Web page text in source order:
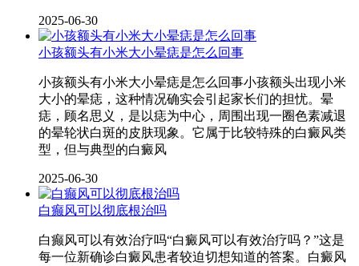
2025-06-30
小孩额头有小米大小晕痣是怎么回事
小孩额头有小米大小晕痣是怎么回事小孩额头出现小米
大小的晕痣，这种情况确实会引起家长们的担忧。晕
痣，顾名思义，是以痣为中心，周围出现一圈色素减退
的晕轮状白斑的皮肤现象。它属于比较特殊的白癜风类
型，但与典型的白癜风
2025-06-30
白癫风可以彻底根治吗
白癫风可以有效治疗吗“白癜风可以有效治疗吗？”这是
每一位新确诊白癜风患者较迫切想知道的答案。白癜风